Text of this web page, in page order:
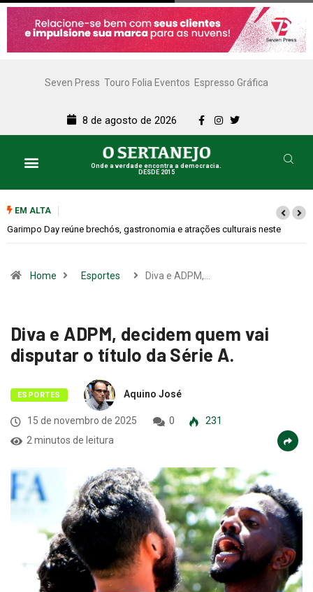
Seven Press Touro Folia Eventos Espresso Gráfica
8 de agosto de 2026
Onde a verdade encontra a democracia.
DESDE 2015
EM ALTA
Bugonia transforma paranoia e conspiração em um suspense
Home Esportes Diva e ADPM,…
Diva e ADPM, decidem quem vai
disputar o título da Série A.
ESPORTES Aquino José
15 de novembro de 2025 0
231
2 minutos de leitura